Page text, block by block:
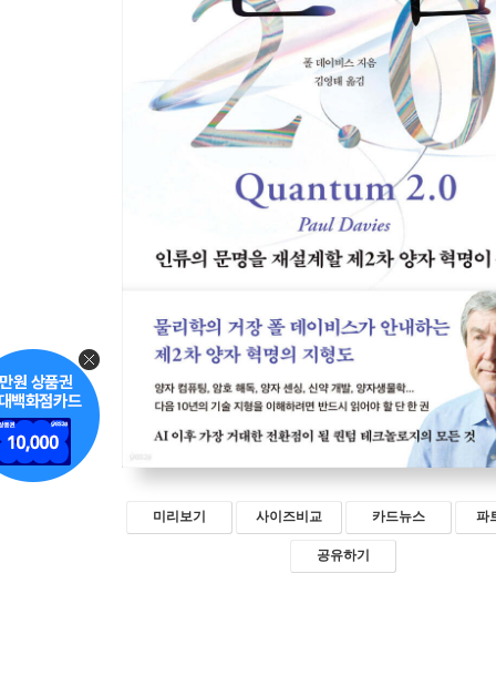
미리보기 사이즈비교 카드뉴스 파
공유하기